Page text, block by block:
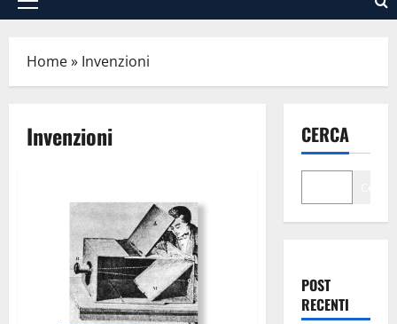
Menu
Home» Invenzioni
Invenzioni CERCA
POST
RECENTI